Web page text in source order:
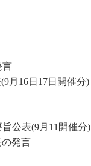
言
月16日17日開催分)
公表(9月11開催分)
発言